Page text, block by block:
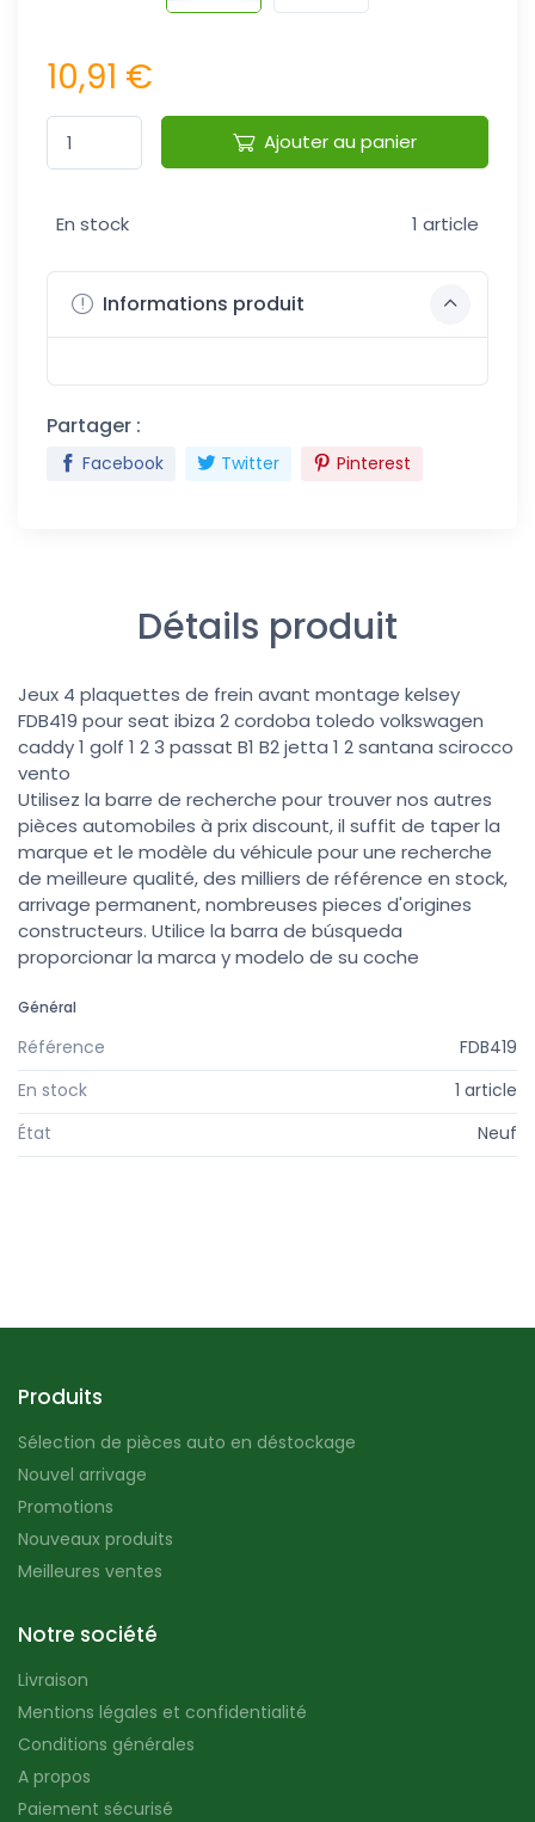
10,91 €
Ajouter au panier
En stock 1 article
Informations produit
Partager :
Facebook Twitter Pinterest
Détails produit
Jeux 4 plaquettes de frein avant montage kelsey
FDB419 pour seat ibiza 2 cordoba toledo volkswagen
caddy 1 golf 1 2 3 passat B1 B2 jetta 1 2 santana scirocco
vento
Utilisez la barre de recherche pour trouver nos autres
pièces automobiles à prix discount, il suffit de taper la
marque et le modèle du véhicule pour une recherche
de meilleure qualité, des milliers de référence en stock,
arrivage permanent, nombreuses pieces d'origines
constructeurs. Utilice la barra de búsqueda
proporcionar la marca y modelo de su coche
Général
Référence
FDB419
En stock
1 article
État
Neuf
Produits
Sélection de pièces auto en déstockage
Nouvel arrivage
Promotions
Nouveaux produits
Meilleures ventes
Notre société
Livraison
Mentions légales et confidentialité
Conditions générales
A propos
Paiement sécurisé